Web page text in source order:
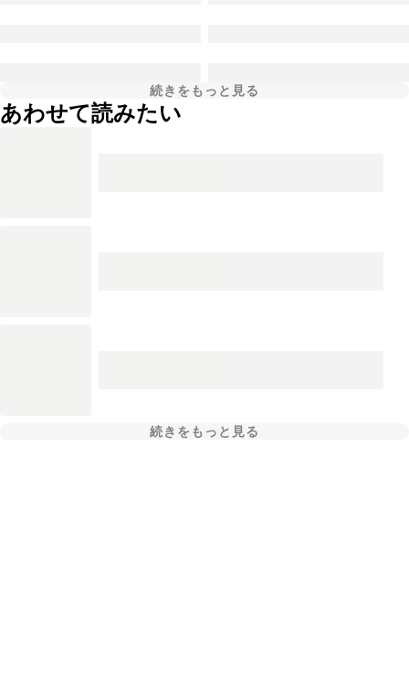
続きをもっと見る
あわせて読みたい
続きをもっと見る